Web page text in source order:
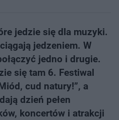
jedzie się dla muzyki.
jedzeniem. W
jedno i drugie.
się tam 6. Festiwal
cud natury!”, a
dzień pełen
koncertów i atrakcji